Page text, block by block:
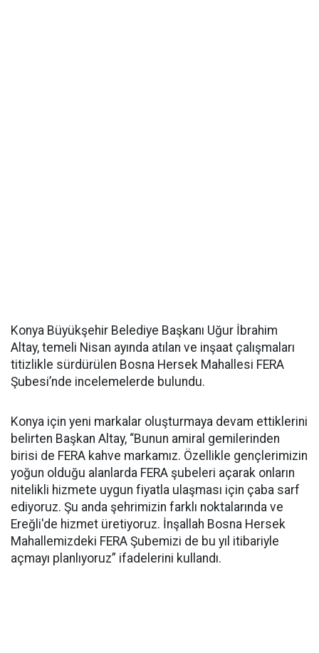
Konya Büyükşehir Belediye Başkanı Uğur İbrahim
Altay, temeli Nisan ayında atılan ve inşaat çalışmaları
titizlikle sürdürülen Bosna Hersek Mahallesi FERA
Şubesi’nde incelemelerde bulundu.
Konya için yeni markalar oluşturmaya devam ettiklerini
belirten Başkan Altay, “Bunun amiral gemilerinden
birisi de FERA kahve markamız. Özellikle gençlerimizin
yoğun olduğu alanlarda FERA şubeleri açarak onların
nitelikli hizmete uygun fiyatla ulaşması için çaba sarf
ediyoruz. Şu anda şehrimizin farklı noktalarında ve
Ereğli'de hizmet üretiyoruz. İnşallah Bosna Hersek
Mahallemizdeki FERA Şubemizi de bu yıl itibariyle
açmayı planlıyoruz” ifadelerini kullandı.